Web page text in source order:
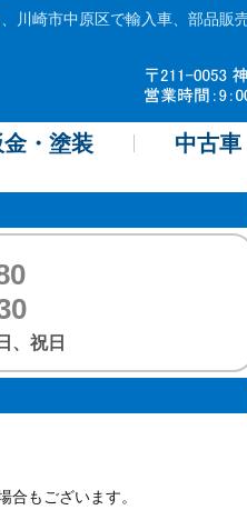
川崎市中原区で輸入車、部品販
・塗装 中古車
、祝日
もございます。